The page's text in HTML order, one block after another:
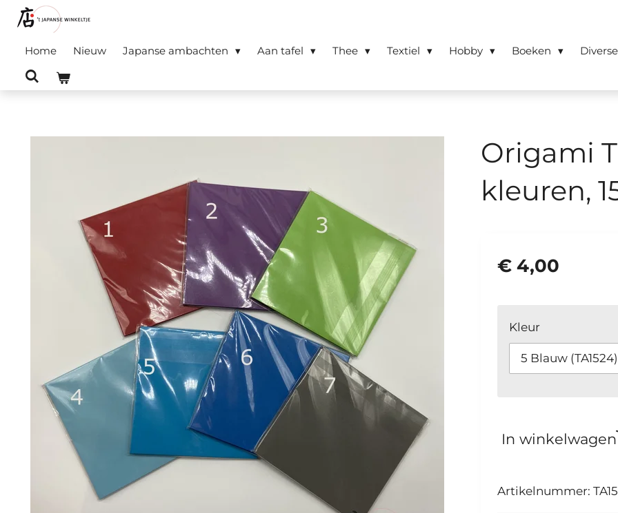
Ga
naar
Home Nieuw Japanse ambachten Aan tafel Thee Textiel Hobby Boeken
Origami
kleuren,
€ 4,00
Kleur
In winkelwagen
Artikelnummer: